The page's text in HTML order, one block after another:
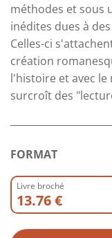
méthodes et sous
inédites dues à
Celles-ci
création
l'histoire et avec
surcroît des
FORMAT
Livre broché
13.76 €